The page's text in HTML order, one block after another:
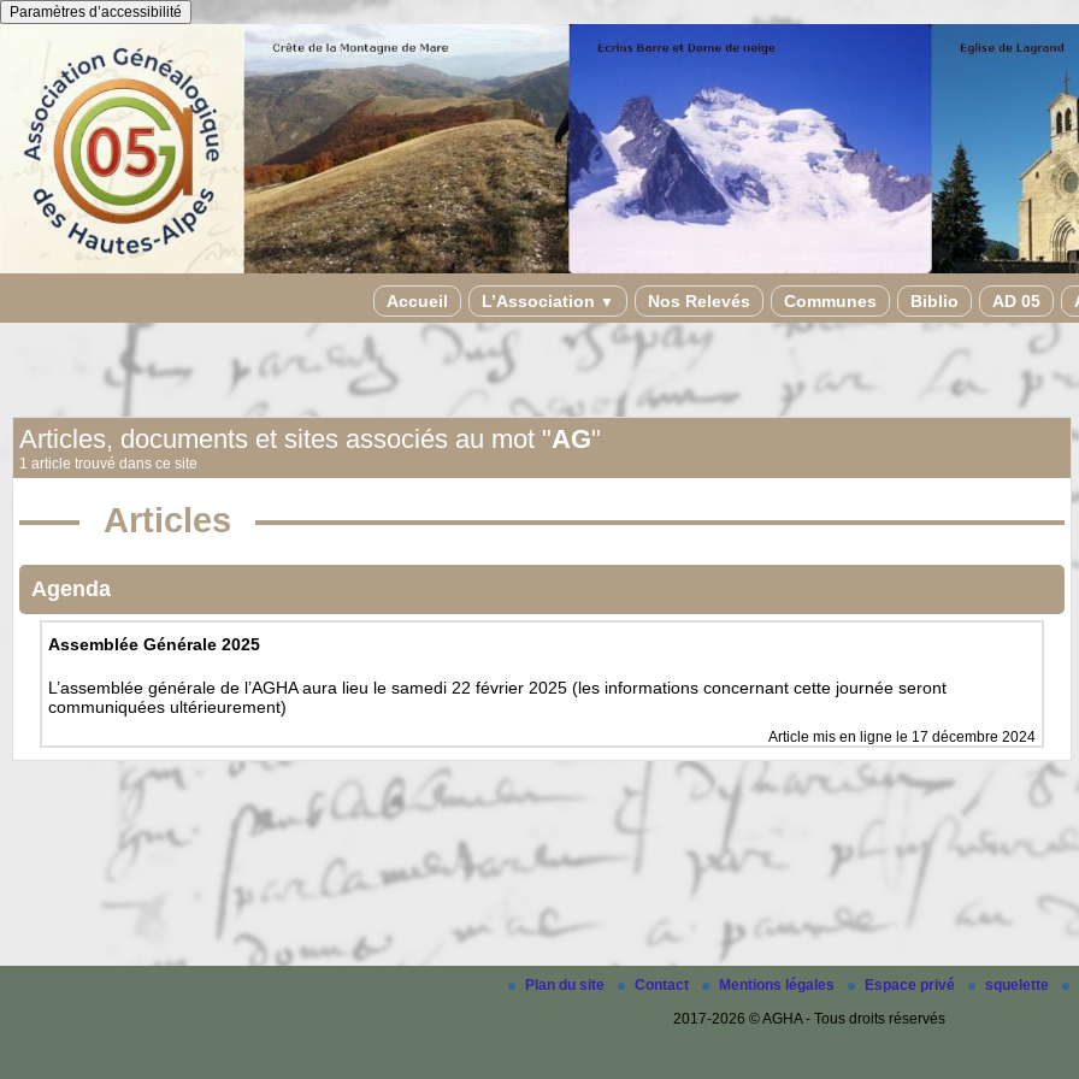
Panneau de gestion des cookies
Paramètres d’accessibilité
Accueil L’Association ▼ Nos Relevés Communes Biblio AD 05
Articles, documents et sites associés au mot "AG"
1 article trouvé dans ce site
Articles
Agenda
Assemblée Générale 2025
L’assemblée générale de l’AGHA aura lieu le samedi 22 février 2025 (les informations concernant cette journée seront
communiquées ultérieurement)
Article mis en ligne le 17 décembre 2024
Plan du site Contact Mentions légales Espace privé
squelette
2017-2026 © AGHA - Tous droits réservés